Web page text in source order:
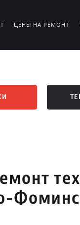
ЦЕНЫ НА РЕМОНТ